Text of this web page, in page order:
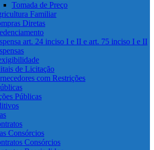
Tomada de Preço
Familiar
Diretas
art. 24 inciso I e II e art. 75 inciso I e II
de Licitação
com Restrições
Públicas
Consórcios
Consórcios